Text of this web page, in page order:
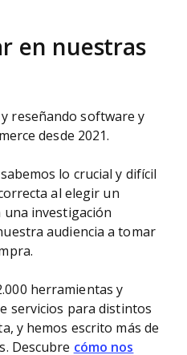
en nuestras
reseñando software y
desde 2021.
lo crucial y difícil
al elegir un
investigación
audiencia a tomar
herramientas y
servicios para distintos
y hemos escrito más de
Descubre cómo nos